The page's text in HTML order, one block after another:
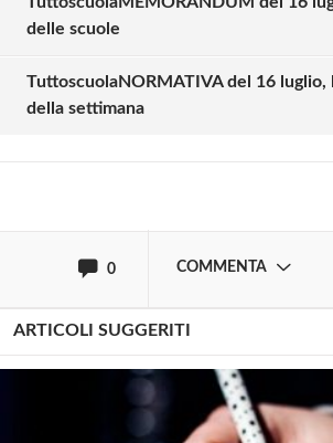
delle scuole
TuttoscuolaNORMATIVA del 16 luglio,
della settimana
0 COMMENTA
Solo gli utenti registrati
Effettua il
ARTICOLI SUGGERITI